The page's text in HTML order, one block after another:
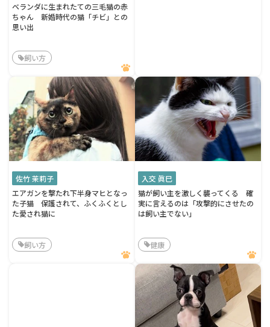
ベランダに生まれたての三毛猫の赤
ちゃん 新婚時代の猫「チビ」との
思い出
飼い方
佐竹 茉莉子
エアガンを撃たれ下半身マヒとなっ
た子猫 保護されて、ふくふくとし
た愛され猫に
飼い方
入交 眞巳
猫が飼い主を激しく襲ってくる 確
実に言えるのは「攻撃的にさせたの
は飼い主でない」
健康